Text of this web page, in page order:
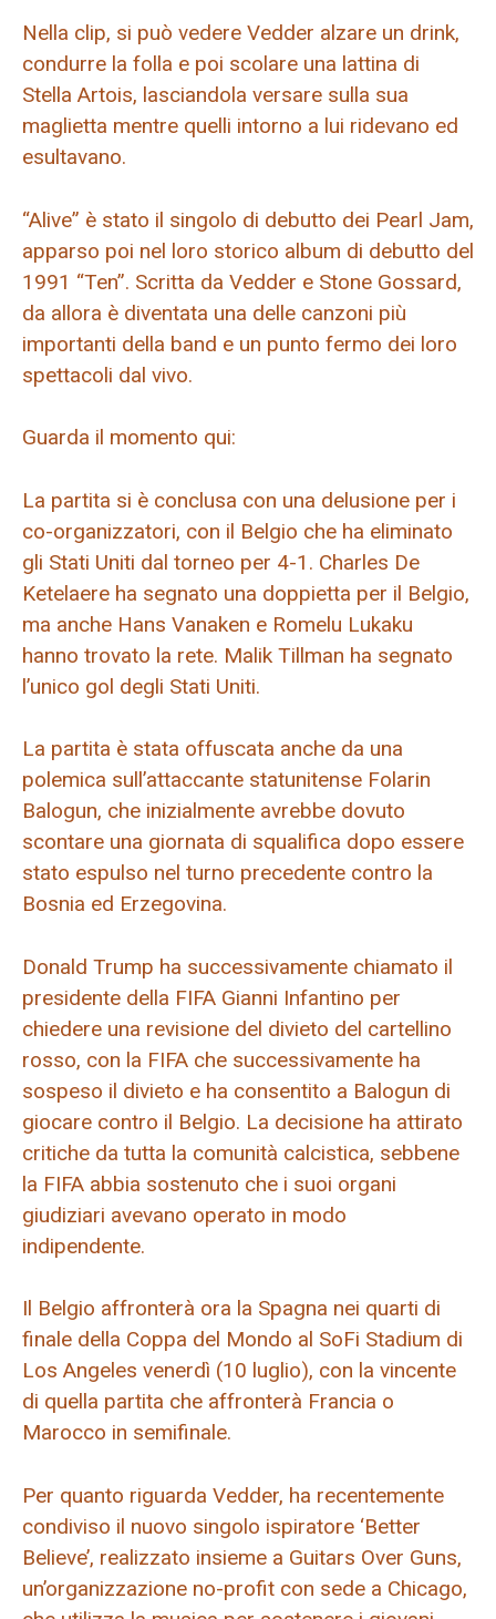
Nella clip, si può vedere Vedder alzare un drink,
condurre la folla e poi scolare una lattina di
Stella Artois, lasciandola versare sulla sua
maglietta mentre quelli intorno a lui ridevano ed
esultavano.
“Alive” è stato il singolo di debutto dei Pearl Jam,
apparso poi nel loro storico album di debutto del
1991 “Ten”. Scritta da Vedder e Stone Gossard,
da allora è diventata una delle canzoni più
importanti della band e un punto fermo dei loro
spettacoli dal vivo.
Guarda il momento qui:
La partita si è conclusa con una delusione per i
co-organizzatori, con il Belgio che ha eliminato
gli Stati Uniti dal torneo per 4-1. Charles De
Ketelaere ha segnato una doppietta per il Belgio,
ma anche Hans Vanaken e Romelu Lukaku
hanno trovato la rete. Malik Tillman ha segnato
l’unico gol degli Stati Uniti.
La partita è stata offuscata anche da una
polemica sull’attaccante statunitense Folarin
Balogun, che inizialmente avrebbe dovuto
scontare una giornata di squalifica dopo essere
stato espulso nel turno precedente contro la
Bosnia ed Erzegovina.
Donald Trump ha successivamente chiamato il
presidente della FIFA Gianni Infantino per
chiedere una revisione del divieto del cartellino
rosso, con la FIFA che successivamente ha
sospeso il divieto e ha consentito a Balogun di
giocare contro il Belgio. La decisione ha attirato
critiche da tutta la comunità calcistica, sebbene
la FIFA abbia sostenuto che i suoi organi
giudiziari avevano operato in modo
indipendente.
Il Belgio affronterà ora la Spagna nei quarti di
finale della Coppa del Mondo al SoFi Stadium di
Los Angeles venerdì (10 luglio), con la vincente
di quella partita che affronterà Francia o
Marocco in semifinale.
Per quanto riguarda Vedder, ha recentemente
condiviso il nuovo singolo ispiratore ‘Better
Believe’, realizzato insieme a Guitars Over Guns,
un’organizzazione no-profit con sede a Chicago,